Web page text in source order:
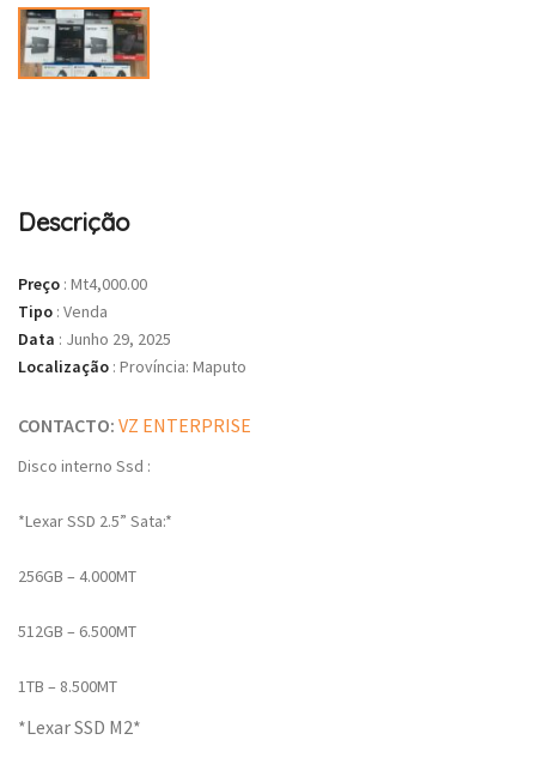
Descrição
Preço : Mt4,000.00
Tipo : Venda
Data : Junho 29, 2025
Localização : Província: Maputo
CONTACTO: VZ ENTERPRISE
Disco interno Ssd :
*Lexar SSD 2.5” Sata:*
256GB – 4.000MT
512GB – 6.500MT
1TB – 8.500MT
*Lexar SSD M2*